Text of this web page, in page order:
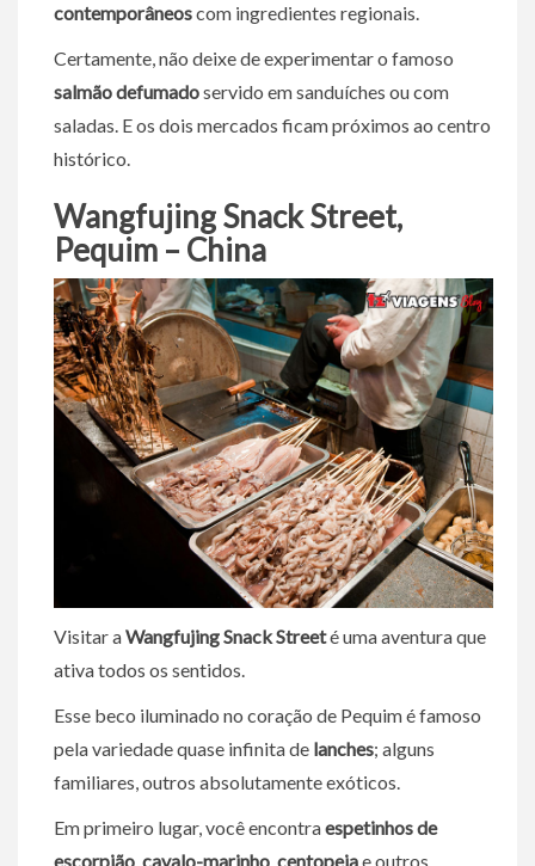
contemporâneoscom ingredientes regionais.
Certamente, não deixe de experimentar o famoso
salmão defumadoservido em sanduíches ou com
saladas. E os dois mercados ficam próximos ao centro
histórico.
Wangfujing Snack Street,
Pequim – China
Visitar aWangfujing Snack Streeté uma aventura que
ativa todos os sentidos.
Esse beco iluminado no coração de Pequim é famoso
pela variedade quase infinita de lanches; alguns
familiares, outros absolutamente exóticos.
Em primeiro lugar, você encontraespetinhos de
escorpião cavalo-marinho centopeiae outros